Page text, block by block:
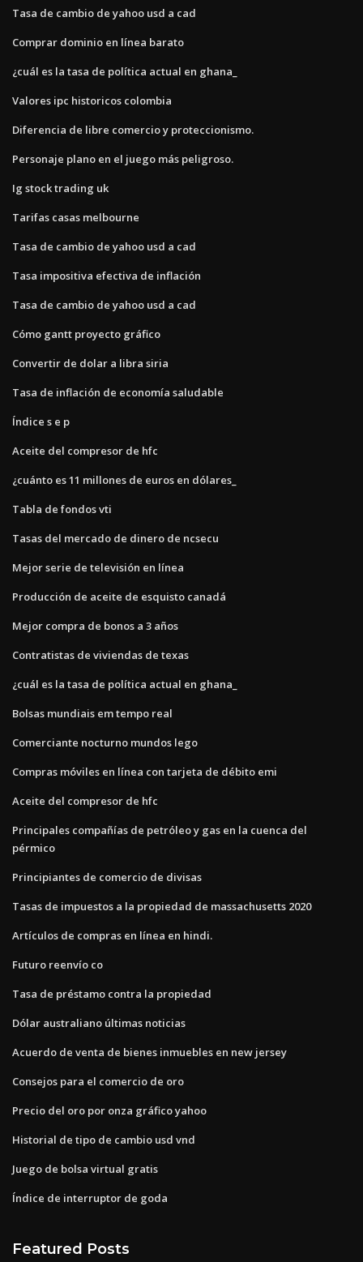
Tasa de cambio de yahoo usd a cad
Comprar dominio en línea barato
¿cuál es la tasa de política actual en ghana_
Valores ipc historicos colombia
Diferencia de libre comercio y proteccionismo.
Personaje plano en el juego más peligroso.
Ig stock trading uk
Tarifas casas melbourne
Tasa de cambio de yahoo usd a cad
Tasa impositiva efectiva de inflación
Tasa de cambio de yahoo usd a cad
Cómo gantt proyecto gráfico
Convertir de dolar a libra siria
Tasa de inflación de economía saludable
Índice s e p
Aceite del compresor de hfc
¿cuánto es 11 millones de euros en dólares_
Tabla de fondos vti
Tasas del mercado de dinero de ncsecu
Mejor serie de televisión en línea
Producción de aceite de esquisto canadá
Mejor compra de bonos a 3 años
Contratistas de viviendas de texas
¿cuál es la tasa de política actual en ghana_
Bolsas mundiais em tempo real
Comerciante nocturno mundos lego
Compras móviles en línea con tarjeta de débito emi
Aceite del compresor de hfc
Principales compañías de petróleo y gas en la cuenca del
pérmico
Principiantes de comercio de divisas
Tasas de impuestos a la propiedad de massachusetts 2020
Artículos de compras en línea en hindi.
Futuro reenvío co
Tasa de préstamo contra la propiedad
Dólar australiano últimas noticias
Acuerdo de venta de bienes inmuebles en new jersey
Consejos para el comercio de oro
Precio del oro por onza gráfico yahoo
Historial de tipo de cambio usd vnd
Juego de bolsa virtual gratis
Índice de interruptor de goda
Featured Posts